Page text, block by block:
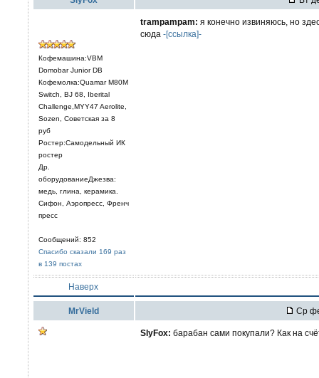
Кофемашина:VBM
Domobar Junior DB
Кофемолка:Quamar M80M
Switch, BJ 68, Iberital
Challenge,MYY47 Aerolite,
Sozen, Советская за 8
руб
Ростер:Самодельный ИК
ростер
Др.
оборудованиеДжезва:
медь, глина, керамика.
Сифон, Аэропресс, Френч
пресс
Сообщений: 852
Спасибо сказали 169 раз
в 139 постах
trampampam: я конечно извиняюсь, но
сюда -[ссылка]-
Наверх
MrVield Ср
SlyFox: барабан сами покупали? Как на